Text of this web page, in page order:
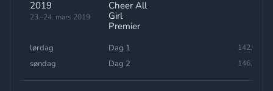
2019
23.–24. mars 2019
Cheer All
Girl
Premier
lørdag Dag 1 142,00
søndag Dag 2 146,70